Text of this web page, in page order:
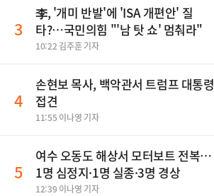
3
李, '개미 반발'에 'ISA 개편안' 질
타?…국민의힘 "'남 탓 쇼' 멈춰라"
10:22 김주훈 기자
4
손현보 목사, 백악관서 트럼프 대통령
접견
11:55 이나영 기자
5
여수 오동도 해상서 모터보트 전복…
1명 심정지·1명 실종·3명 경상
12:39 이나영 기자